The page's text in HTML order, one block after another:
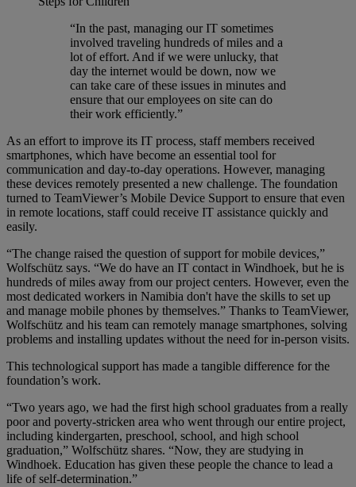
“In the past, managing our IT sometimes
involved traveling hundreds of miles and a
lot of effort. And if we were unlucky, that
day the internet would be down, now we
can take care of these issues in minutes and
ensure that our employees on site can do
their work efficiently.”
As an effort to improve its IT process, staff members received
smartphones, which have become an essential tool for
communication and day-to-day operations. However, managing
these devices remotely presented a new challenge. The foundation
turned to TeamViewer’s Mobile Device Support to ensure that even
in remote locations, staff could receive IT assistance quickly and
easily.
“The change raised the question of support for mobile devices,”
Wolfschütz says. “We do have an IT contact in Windhoek, but he is
hundreds of miles away from our project centers. However, even the
most dedicated workers in Namibia don't have the skills to set up
and manage mobile phones by themselves.” Thanks to TeamViewer,
Wolfschütz and his team can remotely manage smartphones, solving
problems and installing updates without the need for in-person visits.
This technological support has made a tangible difference for the
foundation’s work.
“Two years ago, we had the first high school graduates from a really
poor and poverty-stricken area who went through our entire project,
including kindergarten, preschool, school, and high school
graduation,” Wolfschütz shares. “Now, they are studying in
Windhoek. Education has given these people the chance to lead a
life of self-determination.”